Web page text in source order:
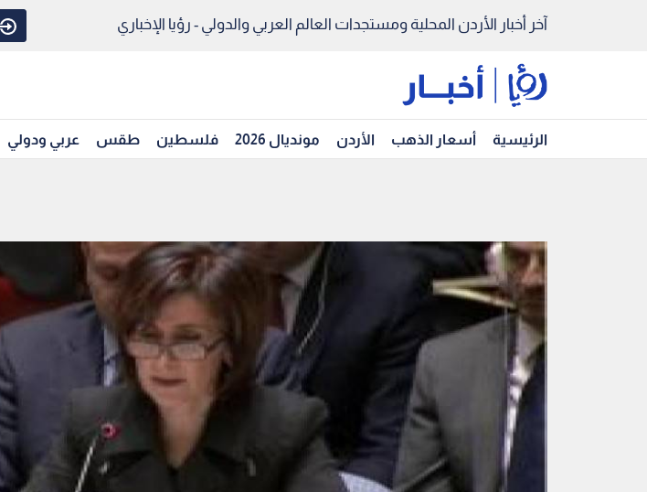
آخر أخبار الأردن المحلية ومستجدات العالم العربي والدولي - رؤيا الإخباري
الرئيسية أسعار الذهب الأردن مونديال 2026 فلسطين طقس عربي ودولي